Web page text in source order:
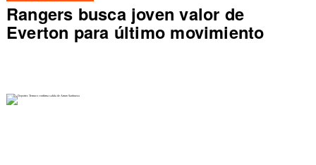
Rangers busca joven valor de
Everton para último movimiento